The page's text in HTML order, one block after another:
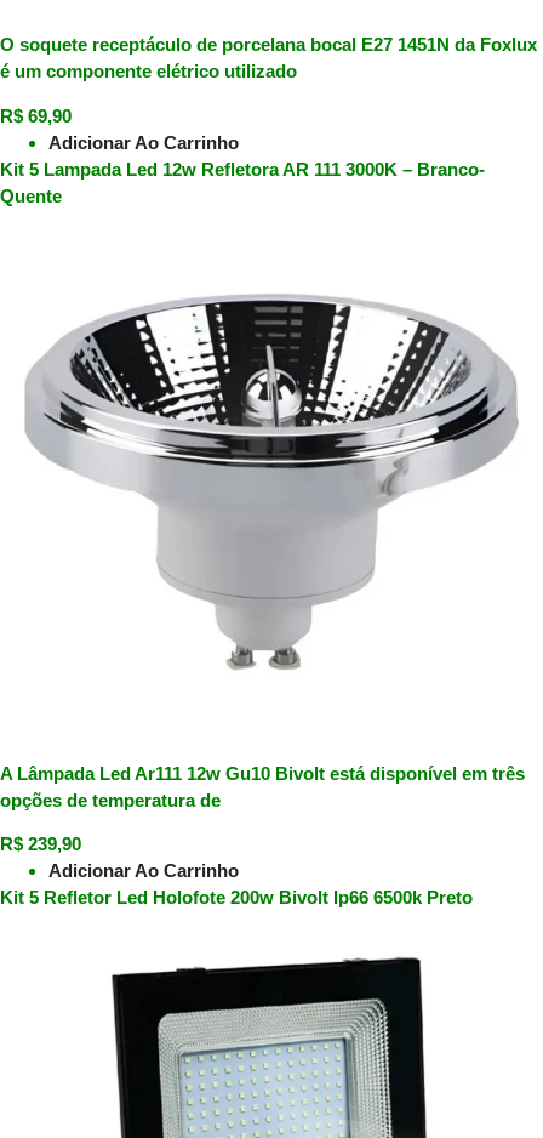
O soquete receptáculo de porcelana bocal E27 1451N da Foxlux
é um componente elétrico utilizado
R$ 69,90
Adicionar Ao Carrinho
Kit 5 Lampada Led 12w Refletora AR 111 3000K – Branco-
Quente
A Lâmpada Led Ar111 12w Gu10 Bivolt está disponível em três
opções de temperatura de
R$ 239,90
Adicionar Ao Carrinho
Kit 5 Refletor Led Holofote 200w Bivolt Ip66 6500k Preto